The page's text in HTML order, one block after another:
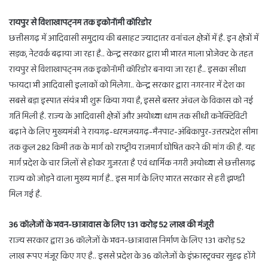
रायपुर से विशाखापट्नम तक इकोनॉमी कॉरिडोर
छत्तीसगढ़ में आदिवासी समुदाय की बसाहट ज्यादातर वनांचल क्षेत्रों में है. इन क्षेत्रों में
सड़क, नेटवर्क बढ़ाया जा रहा है.. केन्द्र सरकार द्वारा भी भारत माला प्रोजेक्ट के तहत
रायपुर से विशाखापट्नम तक इकोनॉमी कॉरिडोर बनाया जा रहा है.. इसका सीधा
फायदा भी आदिवासी इलाकों को मिलेगा.. केन्द्र सरकार द्वारा नगरनार में देश का
सबसे बड़ा इस्पात संयंत्र भी शुरू किया गया है, इससे बस्तर अंचल के विकास को नई
गति मिली है. राज्य के आदिवासी क्षेत्रों और अयोध्या धाम तक सीधी कनेक्टिविटी
बढ़ाने के लिए मुख्यमंत्री ने रायगढ़-धरमजयगढ़-मैनपाट-अंबिकापुर-उत्तरप्रदेश सीमा
तक कुल 282 किमी तक के मार्ग को राष्ट्रीय राजमार्ग घोषित करने की मांग की है. यह
मार्ग प्रदेश के चार जिलों से होकर गुजरता है एवं धार्मिक नगरी अयोध्या से छत्तीसगढ़
राज्य को जोड़ने वाला मुख्य मार्ग है.. इस मार्ग के लिए भारत सरकार से हरी झण्डी
मिल गई है.
36 कॉलेजों के भवन-छात्रावास के लिए 131 करोड़ 52 लाख की मंजूरी
राज्य सरकार द्वारा 36 कॉलेजों के भवन-छात्रावास निर्माण के लिए 131 करोड़ 52
लाख रूपए मंजूर किए गए है.. इससे प्रदेश के 36 कॉलेजों के इंफ्रास्ट्रक्चर सुदृढ़ होंगे